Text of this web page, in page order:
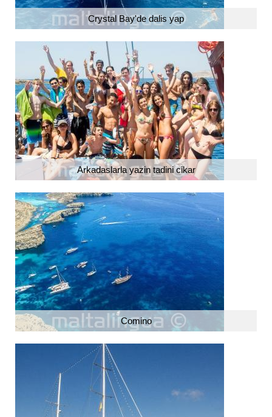
Crystal Bay'de dalis yap
Arkadaslarla yazin tadini cikar
Comino